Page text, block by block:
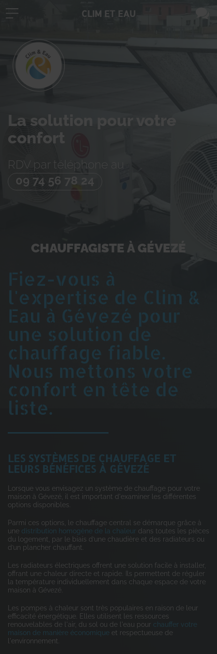
La solution pour votre
confort
RDV par téléphone au
09 74 56 78 24
CHAUFFAGISTE À GÉVEZÉ
Fiez-vous à
l'expertise de Clim &
Eau à Gévezé pour
une solution de
chauffage fiable.
Nous mettons votre
confort en tête de
liste.
LES SYSTÈMES DE CHAUFFAGE ET
LEURS BÉNÉFICES À GÉVEZÉ
Lorsque vous envisagez un système de chauffage pour votre
maison à Gévezé, il est important d'examiner les différentes
options disponibles.
Parmi ces options, le chauffage central se démarque grâce à
une distribution homogène de la chaleur dans toutes les pièces
du logement, par le biais d’une chaudière et des radiateurs ou
d’un plancher chauffant.
Les radiateurs électriques offrent une solution facile à installer,
offrant une chaleur directe et rapide. Ils permettent de réguler
la température individuellement dans chaque espace de votre
maison à Gévezé.
Les pompes à chaleur sont très populaires en raison de leur
efficacité énergétique. Elles utilisent les ressources
renouvelables de l'air, du sol ou de l'eau pour chauffer votre
maison de manière économique et respectueuse de
l'environnement.
CLIM ET EAU